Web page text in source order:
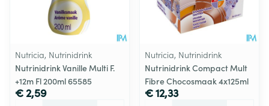
Nutricia, Nutrinidrink
Nutrinidrink Vanille Multi F.
+12m Fl 200ml 65585
€ 2,59
Nutricia, Nutrinidrink
Nutrinidrink Compact Mult
Fibre Chocosmaak 4x125ml
€ 12,33